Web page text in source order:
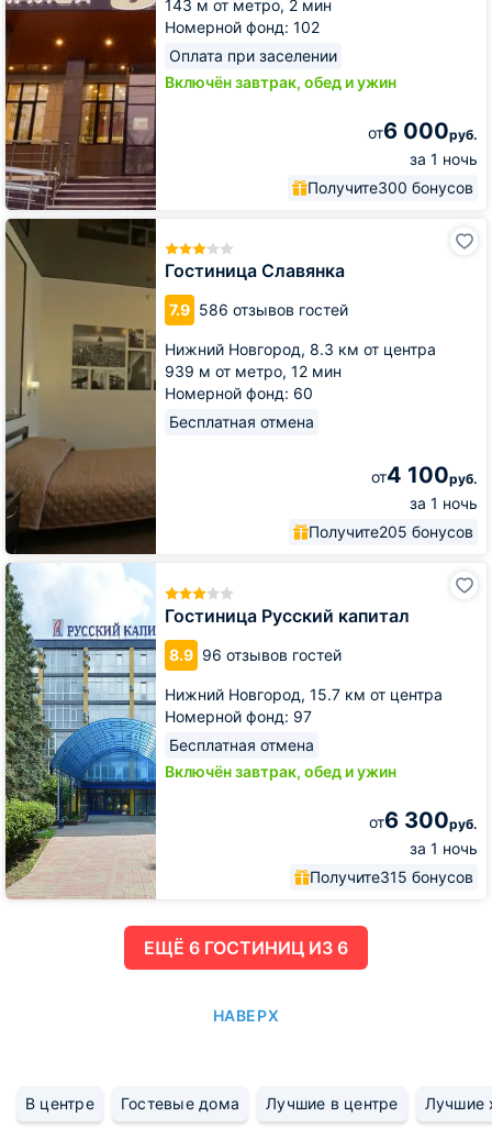
143 м от метро, 2 мин
Номерной фонд: 102
Оплата при заселении
Включён завтрак, обед и ужин
от6 000руб.
за 1 ночь
Получите300 бонусов
Гостиница Славянка
7.9 586 отзывов гостей
Нижний Новгород, 8.3 км от центра
939 м от метро, 12 мин
Номерной фонд: 60
Бесплатная отмена
от4 100руб.
за 1 ночь
Получите205 бонусов
Гостиница
Славянка
Гостиница Русский капитал
8.9 96 отзывов гостей
Нижний Новгород, 15.7 км от центра
Номерной фонд: 97
Бесплатная отмена
Включён завтрак, обед и ужин
от6 300руб.
за 1 ночь
Получите315 бонусов
Гостиница
Русский
капитал
ЕЩË 6 ГОСТИНИЦ ИЗ 6
НАВЕРХ
В центре Гостевые дома Лучшие в центре Лучшие